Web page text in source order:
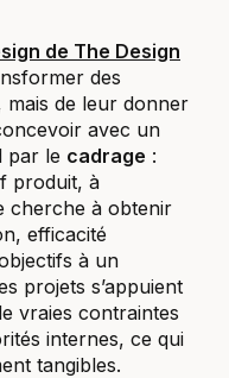
de The Design
des
mais de leur donner
avec un
par le cadrage :
produit, à
cherche à obtenir
efficacité
à un
projets s’appuient
vraies contraintes
internes, ce qui
tangibles.